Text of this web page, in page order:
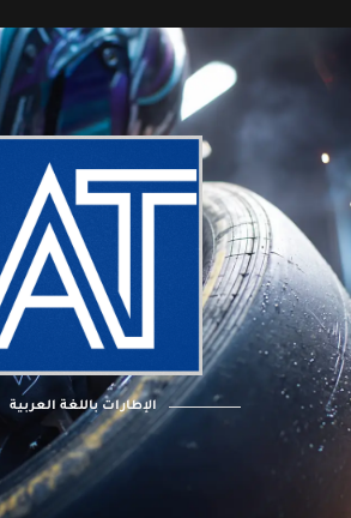
الإطارات باللغة العربية